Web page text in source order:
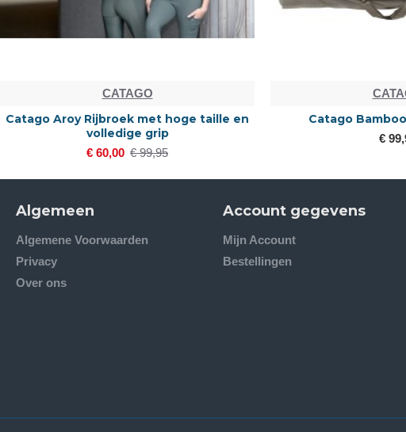
CATAGO
Catago Aroy Rijbroek met hoge taille en
volledige grip
€ 60,00 € 99,95
Catago
€
Algemeen
Algemene Voorwaarden
Privacy
Over ons
Account gegevens
Mijn Account
Bestellingen